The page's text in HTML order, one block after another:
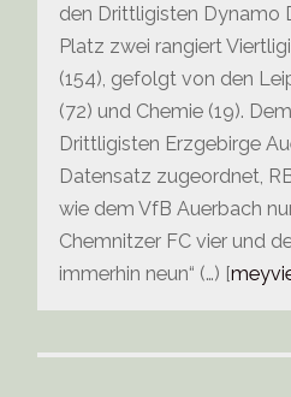
den Drittligisten Dynamo
Platz zwei rangiert
(154), gefolgt von den
(72) und Chemie (19).
Drittligisten Erzgebirge
Datensatz zugeordnet,
wie dem VfB Auerbach
Chemnitzer FC vier und
immerhin neun“ (…) [